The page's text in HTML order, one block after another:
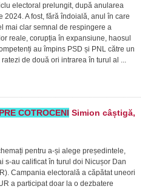
electoral prelungit, după anularea
A fost, fără îndoială, anul în care
mai clar semnal de respingere a
reale, corupția în expansiune, haosul
au împins PSD și PNL către un
de două ori intrarea în turul al ...
COTROCENI Simion câștigă,
pentru a-și alege președintele,
s-au calificat în turul doi Nicușor Dan
Campania electorală a căpătat uneori
a participat doar la o dezbatere